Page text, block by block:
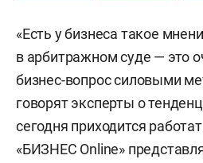
«Есть у бизнеса такое
в арбитражном суде — это
бизнес-вопрос силовыми
говорят эксперты о
сегодня приходится
«БИЗНЕС Online»